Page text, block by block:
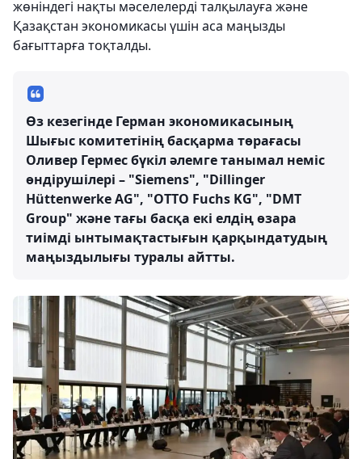
жөніндегі нақты мәселелерді талқылауға және
Қазақстан экономикасы үшін аса маңызды
бағыттарға тоқталды.
Өз кезегінде Герман экономикасының
Шығыс комитетінің басқарма төрағасы
Оливер Гермес бүкіл әлемге танымал неміс
өндірушілері – "Siemens", "Dillinger
Hüttenwerke AG", "OTTO Fuchs KG", "DMT
Group" және тағы басқа екі елдің өзара
тиімді ынтымақтастығын қарқындатудың
маңыздылығы туралы айтты.